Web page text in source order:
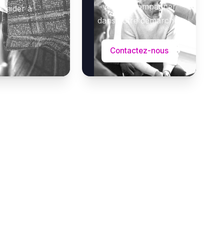
aider à
vous accompagner
dans votre démarche.
Contactez-nous